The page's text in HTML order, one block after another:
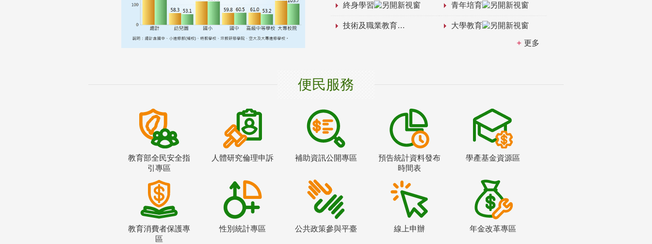
終身學習 青年培育
技術及職業教育 大學教育
更多
便民服務
教育部全民安全指
引專區
人體研究倫理申訴 補助資訊公開專區
預告統計資料發布
時間表
學產基金資源區
教育消費者保護專
區
性別統計專區 公共政策參與平臺 線上申辦 年金改革專區